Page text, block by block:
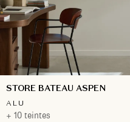
STORE BATEAU ASPEN
ALU
+ 10 teintes